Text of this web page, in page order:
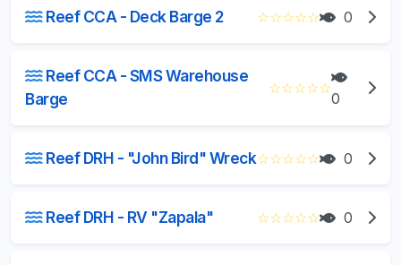
Reef CCA - Deck Barge 2 ☆☆☆☆☆ 0
Reef CCA - SMS Warehouse
Barge
☆☆☆☆☆
0
Reef DRH - "John Bird" Wreck☆☆☆☆☆ 0
Reef DRH - RV "Zapala" ☆☆☆☆☆ 0